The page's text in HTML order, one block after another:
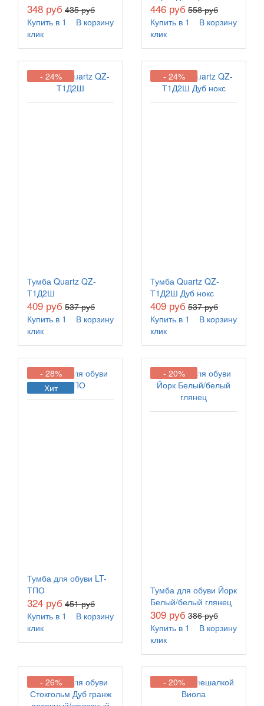
348 руб 435 руб
В корзину
Купить в 1
клик
446 руб 558 руб
В корзину
Купить в 1
клик
- 24%
Тумба Quartz QZ-
Т1Д2Ш
409 руб 537 руб
В корзину
Купить в 1
клик
- 24%
Тумба Quartz QZ-
Т1Д2Ш Дуб нокс
409 руб 537 руб
В корзину
Купить в 1
клик
- 28%
Хит
Тумба для обуви LT-
ТПО
324 руб 451 руб
В корзину
Купить в 1
клик
- 20%
Тумба для обуви Йорк
Белый/белый глянец
309 руб 386 руб
В корзину
Купить в 1
клик
- 26% - 20%